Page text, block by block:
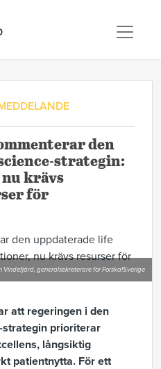
den
strategin:
krävs
för
Vindefjärd, generalsekreterare för Forska!Sverige
att regeringen i den
strategin prioriterar
långsiktig
patientnytta. För ett